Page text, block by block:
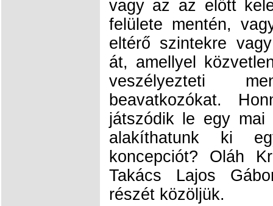
vagy az az előtt
felülete mentén,
eltérő szintekre
át, amellyel
veszélyezteti
beavatkozókat.
játszódik le egy mai
alakíthatunk ki
koncepciót? Oláh
Takács Lajos
részét közöljük.